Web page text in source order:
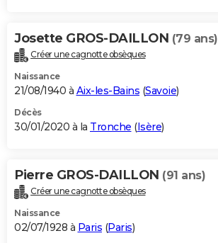
Josette GROS-DAILLON (79 ans)
Créer une cagnotte obsèques
Naissance
21/08/1940 à Aix-les-Bains (Savoie)
Décès
30/01/2020 à la Tronche (Isère)
Pierre GROS-DAILLON (91 ans)
Créer une cagnotte obsèques
Naissance
02/07/1928 à Paris (Paris)